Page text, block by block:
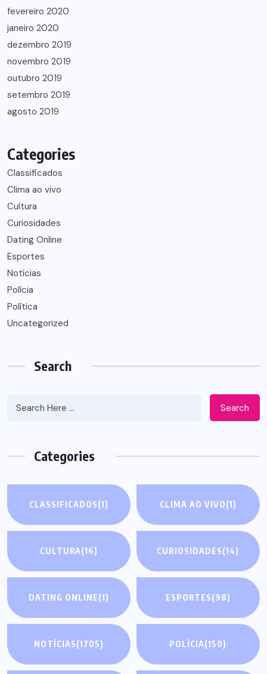
fevereiro 2020
janeiro 2020
dezembro 2019
novembro 2019
outubro 2019
setembro 2019
agosto 2019
Categories
Classificados
Clima ao vivo
Cultura
Curiosidades
Dating Online
Esportes
Notícias
Polícia
Política
Uncategorized
Search
Search
Categories
CLASSIFICADOS(1) CLIMA AO VIVO(1)
CULTURA(16) CURIOSIDADES(14)
DATING ONLINE(1) ESPORTES(98)
NOTÍCIAS(1705) POLÍCIA(150)